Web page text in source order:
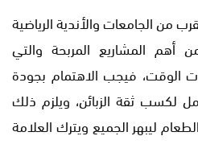
من الجامعات والأندية الرياضية
أهم المشاريع المربحة والتي
الوقت، فيجب الاهتمام بجودة
لكسب ثقة الزبائن، ويلزم ذلك
ليبهر الجميع ويترك العلامة